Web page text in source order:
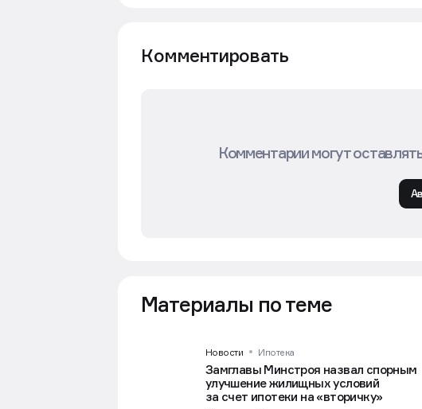
Комментировать
Комментарии могут
Материалы по теме
Новости Ипотека
Замглавы Минстроя назвал спорным
улучшение жилищных условий
за счет ипотеки на «вторичку»